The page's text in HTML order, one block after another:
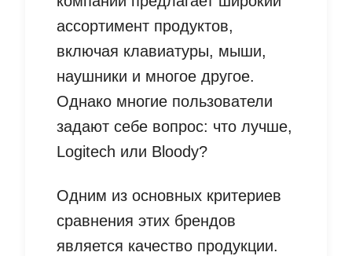
ассортимент продуктов,
включая клавиатуры, мыши,
наушники и многое другое.
Однако многие пользователи
задают себе вопрос: что лучше,
Logitech или Bloody?
Одним из основных критериев
сравнения этих брендов
является качество продукции.